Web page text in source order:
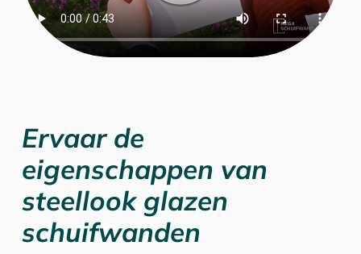
Ervaar de
eigenschappen van
steellook glazen
schuifwanden